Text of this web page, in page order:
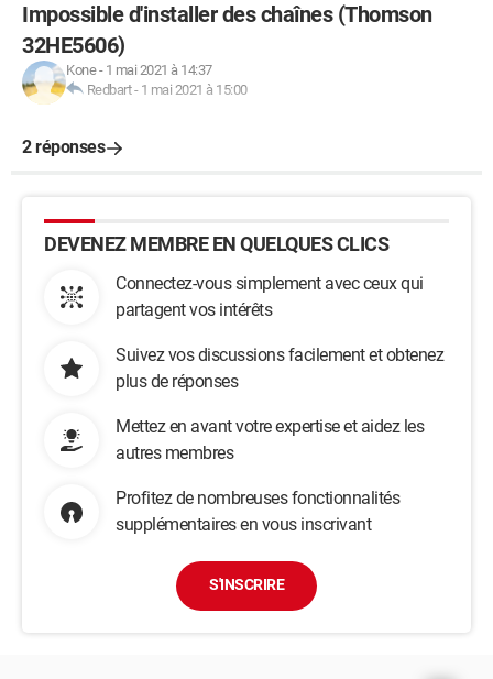
Impossible d'installer des chaînes (Thomson
32HE5606)
Kone- 1 mai 2021 à 14:37
Redbart- 1 mai 2021 à 15:00
2 réponses
DEVENEZ MEMBRE EN QUELQUES CLICS
Connectez-vous simplement avec ceux qui
partagent vos intérêts
Suivez vos discussions facilement et obtenez
plus de réponses
Mettez en avant votre expertise et aidez les
autres membres
Profitez de nombreuses fonctionnalités
supplémentaires en vous inscrivant
S'INSCRIRE